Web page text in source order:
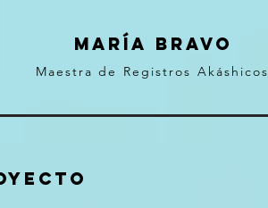
MARÍA BRAVO
Maestra de Registros Akáshicos